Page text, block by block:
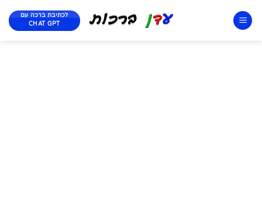
לכתיבת ברכה עם
CHAT GPT